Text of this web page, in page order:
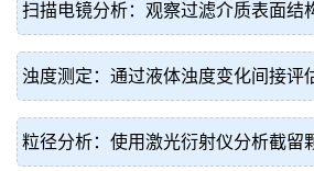
扫描电镜分析：观察过滤介质表面结
浊度测定：通过液体浊度变化间接评
粒径分析：使用激光衍射仪分析截留